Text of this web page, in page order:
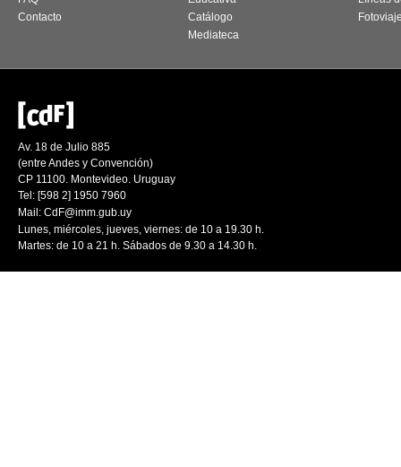
Contacto
Catálogo
Mediateca
Av. 18 de Julio 885
(entre Andes y Convención)
CP 11100. Montevideo. Uruguay
Tel: [598 2] 1950 7960
Mail: CdF@imm.gub.uy
Lunes, miércoles, jueves, viernes: de 10 a 19.30 h.
Martes: de 10 a 21 h. Sábados de 9.30 a 14.30 h.